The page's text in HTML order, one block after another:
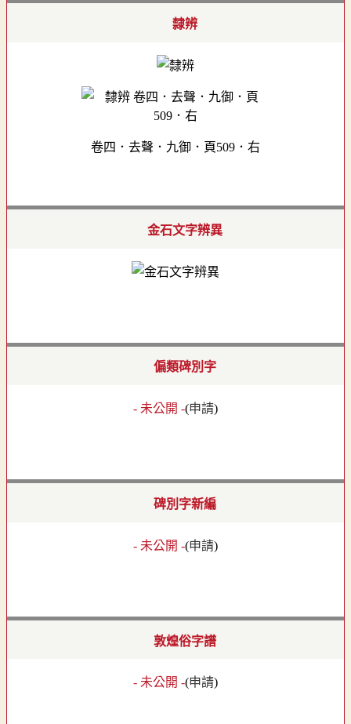
隸辨
卷四．去聲．九御．頁509．右
金石文字辨異
偏類碑別字
- 未公開 -(申請)
碑別字新編
- 未公開 -(申請)
敦煌俗字譜
- 未公開 -(申請)